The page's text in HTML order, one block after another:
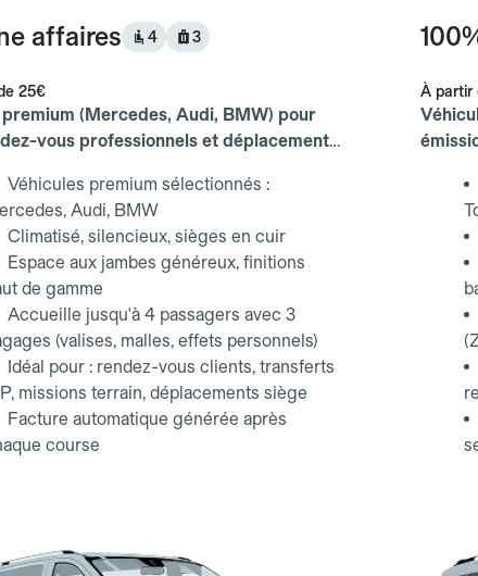
affaires 4 3
25€
(Mercedes, Audi, BMW) pour
vous professionnels et déplacements
Véhicules premium sélectionnés :
Audi, BMW
Climatisé, silencieux, sièges en cuir
Espace aux jambes généreux, finitions
de gamme
Accueille jusqu'à 4 passagers avec 3
(valises, malles, effets personnels)
Idéal pour : rendez-vous clients, transferts
missions terrain, déplacements siège
Facture automatique générée après
course
À partir